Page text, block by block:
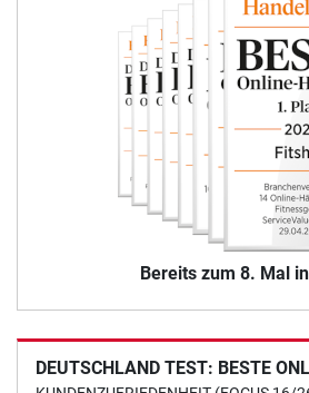
Bereits zum 8. Mal
DEUTSCHLAND TEST: BESTE